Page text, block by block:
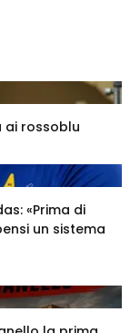
rossoblu
«Prima di
un sistema